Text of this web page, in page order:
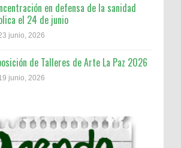
en defensa de la sanidad
el 24 de junio
junio, 2026
de Talleres de Arte La Paz 2026
junio, 2026